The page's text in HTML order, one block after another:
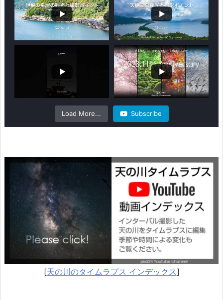
Load More... Subscribe
[天の川のタイムラプス インデックス]